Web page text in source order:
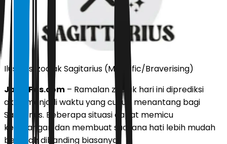
Ilustrasi zodiak Sagitarius (Magnific/Braverising)
JawaPos.com – Ramalan zodiak hari ini diprediksi
akan menjadi waktu yang cukup menantang bagi
Sagitarius. Beberapa situasi dapat memicu
ketegangan dan membuat suasana hati lebih mudah
berubah dibanding biasanya.